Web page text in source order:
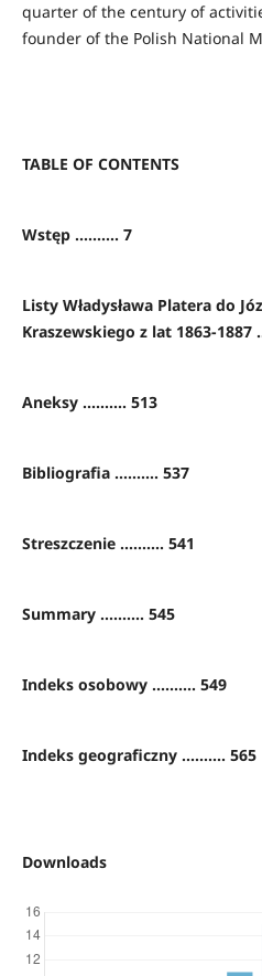
quarter of the century of
founder of the Polish National
TABLE OF CONTENTS
Wstęp .......... 7
Listy Władysława Platera do
Kraszewskiego z lat 1863-1887
Aneksy .......... 513
Bibliografia .......... 537
Streszczenie .......... 541
Summary .......... 545
Indeks osobowy .......... 549
Indeks geograficzny .......... 565
Downloads